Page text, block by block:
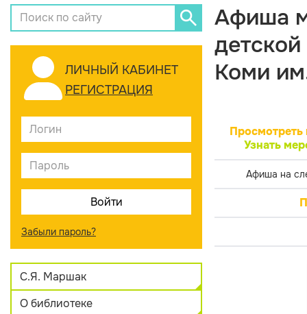
ЛИЧНЫЙ КАБИНЕТ
РЕГИСТРАЦИЯ
Забыли пароль?
С.Я. Маршак
О библиотеке
Афиша
Коми
Просмотреть
Узнать
Афиша на